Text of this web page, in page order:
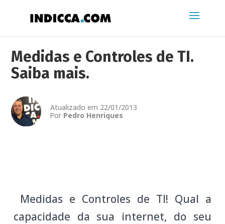
Medidas e Controles de TI.
Saiba mais.
Atualizado em 22/01/2013
Por Pedro Henriques
Medidas e Controles de TI! Qual a
capacidade da sua internet, do seu